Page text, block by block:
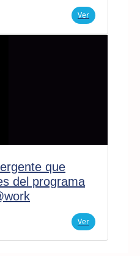
Ver
que
del programa
Ver